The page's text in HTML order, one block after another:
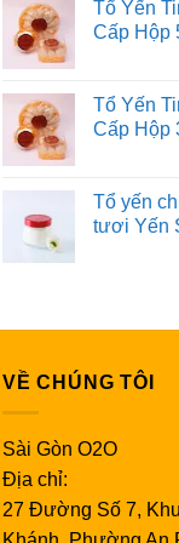
Tổ Yến
Cấp Hộp
Tổ Yến
Cấp Hộp
Tổ yến
tươi Yến
VỀ CHÚNG TÔI
Sài Gòn O2O
Địa chỉ:
27 Đường Số 7,